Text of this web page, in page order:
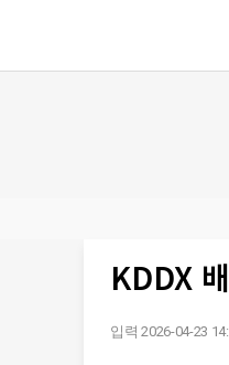
KDDX
입력 2026-04-23